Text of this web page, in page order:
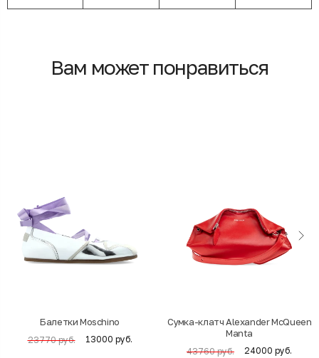
Вам может понравиться
Балетки Moschino
23770 руб. 13000 руб.
Cумка-клатч Alexander McQueen
Manta
43760 руб. 24000 руб.